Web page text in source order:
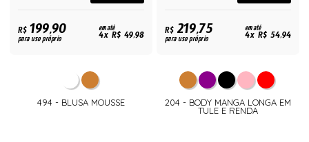
R$199,90
para uso próprio
em até
4x R$ 49,98
494 - BLUSA MOUSSE
R$219,75
para uso próprio
em até
4x R$ 54,94
204 - BODY MANGA LONGA EM
TULE E RENDA